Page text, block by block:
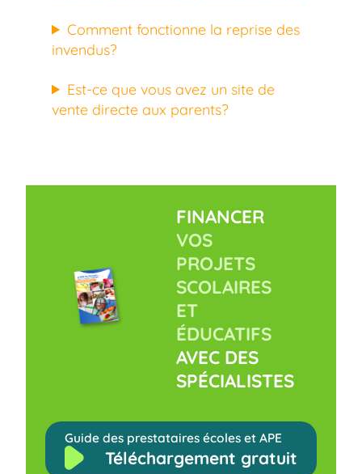
Comment fonctionne la reprise des
invendus?
Est-ce que vous avez un site de
vente directe aux parents?
FINANCER
VOS
PROJETS
SCOLAIRES
ET
ÉDUCATIFS
AVEC DES
SPÉCIALISTES
Guide des prestataires écoles et APE
Téléchargement gratuit